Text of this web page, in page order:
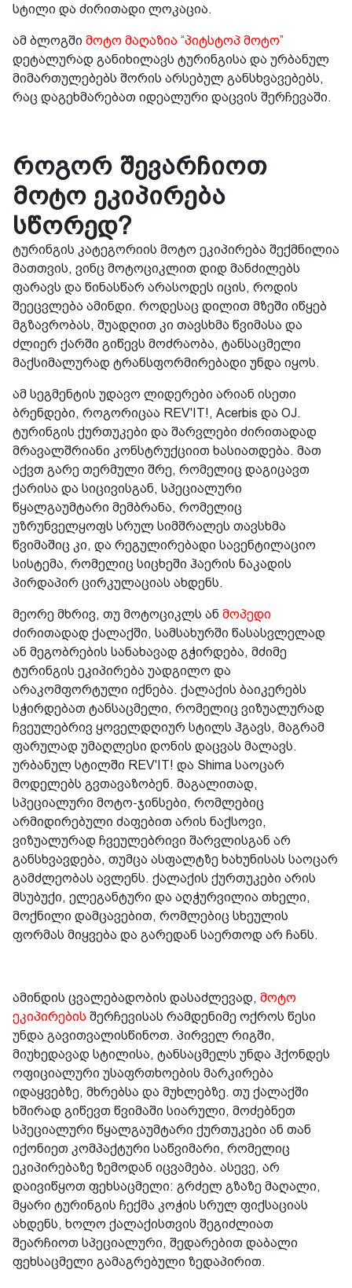
სტილი და ძირითადი ლოკაცია.
ამ ბლოგში მოტო მაღაზია “პიტსტოპ მოტო”
დეტალურად განიხილავს ტურინგისა და ურბანულ
მიმართულებებს შორის არსებულ განსხვავებებს,
რაც დაგეხმარებათ იდეალური დაცვის შერჩევაში.
როგორ შევარჩიოთ
მოტო ეკიპირება
სწორედ?
ტურინგის კატეგორიის მოტო ეკიპირება შექმნილია
მათთვის, ვინც მოტოციკლით დიდ მანძილებს
ფარავს და წინასწარ არასოდეს იცის, როდის
შეეცვლება ამინდი. როდესაც დილით მზეში იწყებ
მგზავრობას, შუადღით კი თავსხმა წვიმასა და
ძლიერ ქარში გიწევს მოძრაობა, ტანსაცმელი
მაქსიმალურად ტრანსფორმირებადი უნდა იყოს.
ამ სეგმენტის უდავო ლიდერები არიან ისეთი
ბრენდები, როგორიცაა REV'IT!, Acerbis და OJ.
ტურინგის ქურთუკები და შარვლები ძირითადად
მრავალშრიანი კონსტრუქციით ხასიათდება. მათ
აქვთ გარე თერმული შრე, რომელიც დაგიცავთ
ქარისა და სიცივისგან, სპეციალური
წყალგაუმტარი მემბრანა, რომელიც
უზრუნველყოფს სრულ სიმშრალეს თავსხმა
წვიმაშიც კი, და რეგულირებადი სავენტილაციო
სისტემა, რომელიც სიცხეში ჰაერის ნაკადის
პირდაპირ ცირკულაციას ახდენს.
მეორე მხრივ, თუ მოტოციკლს ან მოპედი
ძირითადად ქალაქში, სამსახურში წასასვლელად
ან მეგობრების სანახავად გჭირდება, მძიმე
ტურინგის ეკიპირება უადგილო და
არაკომფორტული იქნება. ქალაქის ბაიკერებს
სჭირდებათ ტანსაცმელი, რომელიც ვიზუალურად
ჩვეულებრივ ყოველდღიურ სტილს ჰგავს, მაგრამ
ფარულად უმაღლესი დონის დაცვას მალავს.
ურბანულ სტილში REV'IT! და Shima საოცარ
მოდელებს გვთავაზობენ. მაგალითად,
სპეციალური მოტო-ჯინსები, რომლებიც
არმიდირებული ძაფებით არის ნაქსოვი,
ვიზუალურად ჩვეულებრივი შარვლისგან არ
განსხვავდება, თუმცა ასფალტზე ხახუნისას საოცარ
გამძლეობას ავლენს. ქალაქის ქურთუკები არის
მსუბუქი, ელეგანტური და აღჭურვილია თხელი,
მოქნილი დამცავებით, რომლებიც სხეულის
ფორმას მიყვება და გარედან საერთოდ არ ჩანს.
ამინდის ცვალებადობის დასაძლევად, მოტო
ეკიპირების შერჩევისას რამდენიმე ოქროს წესი
უნდა გავითვალისწინოთ. პირველ რიგში,
მიუხედავად სტილისა, ტანსაცმელს უნდა ჰქონდეს
ოფიციალური უსაფრთხოების მარკირება
იდაყვებზე, მხრებსა და მუხლებზე. თუ ქალაქში
ხშირად გიწევთ წვიმაში სიარული, მოძებნეთ
სპეციალური წყალგაუმტარი ქურთუკები ან თან
იქონიეთ კომპაქტური საწვიმარი, რომელიც
ეკიპირებაზე ზემოდან იცვამება. ასევე, არ
დაივიწყოთ ფეხსაცმელი: გრძელ გზაზე მაღალი,
მყარი ტურინგის ჩექმა კოჭის სრულ ფიქსაციას
ახდენს, ხოლო ქალაქისთვის შეგიძლიათ
შეარჩიოთ სპეციალური, შედარებით დაბალი
ფეხსაცმელი გამაგრებული ზედაპირით.